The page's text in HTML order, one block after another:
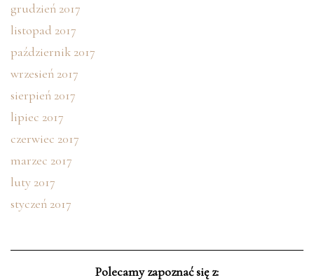
grudzień 2017
listopad 2017
październik 2017
wrzesień 2017
sierpień 2017
lipiec 2017
czerwiec 2017
marzec 2017
luty 2017
styczeń 2017
Polecamy zapoznać się z: